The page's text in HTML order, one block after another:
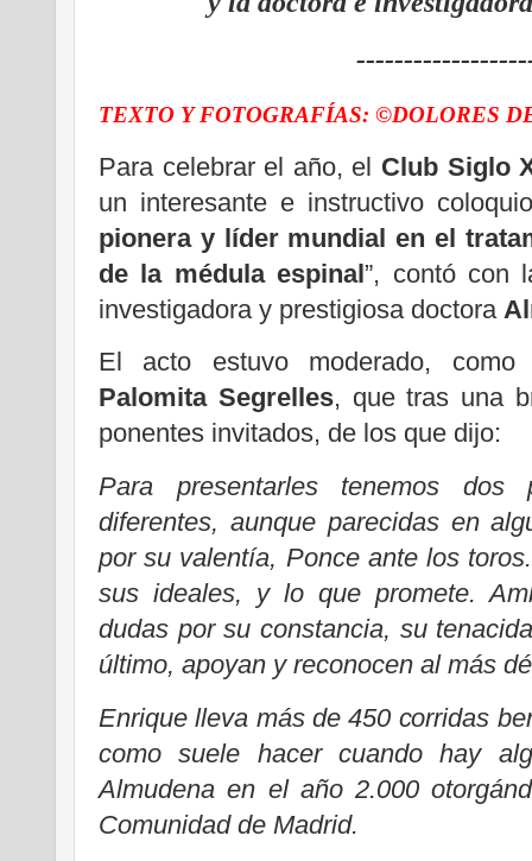
TEXTO Y FOTOGRAFÍAS: ©DOLORES
Para celebrar el año, el Club Siglo
un interesante e instructivo
pionera y líder mundial en el
de la médula espinal”, contó con
investigadora y prestigiosa doctora
El acto estuvo moderado,
Palomita Segrelles, que tras una
ponentes invitados, de los que dijo:
Para presentarles tenemos dos
diferentes, aunque parecidas en
por su valentía, Ponce ante los
sus ideales, y lo que promete.
dudas por su constancia, su
último, apoyan y reconocen al más
Enrique lleva más de 450 corridas
como suele hacer cuando hay
Almudena en el año 2.000
Comunidad de Madrid.